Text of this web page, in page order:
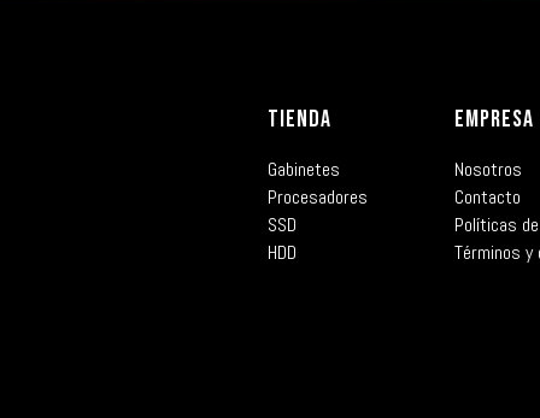
TIENDA
Gabinetes
Procesadores
SSD
HDD
EMPRESA
Nosotros
Contacto
Políticas
Términos y